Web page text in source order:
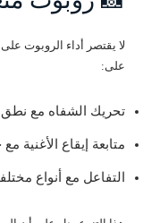
لا يقتصر أداء الروبوت
على:
تحريك الشفاه مع
متابعة إيقاع الأغنية
التفاعل مع أنواع